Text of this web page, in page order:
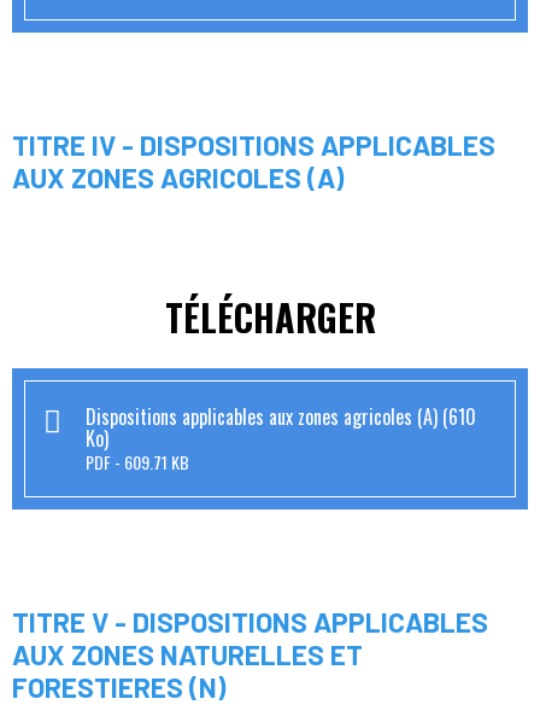
TITRE IV - DISPOSITIONS APPLICABLES
AUX ZONES AGRICOLES (A)
TÉLÉCHARGER
Dispositions applicables aux zones agricoles (A) (610
Ko)
PDF 609.71 KB
TITRE V - DISPOSITIONS APPLICABLES
AUX ZONES NATURELLES ET
FORESTIERES (N)